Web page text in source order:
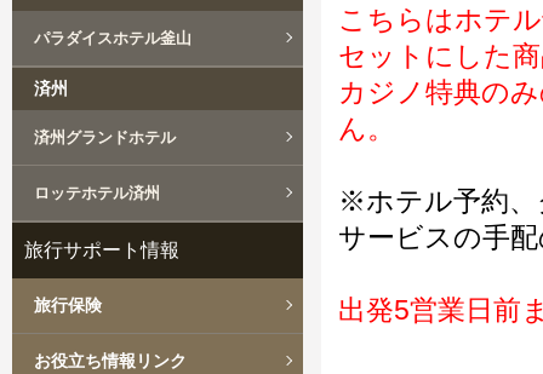
こちらはホテ
セットにした
カジノ特典の
ん。
※ホテル予約、
サービスの手
出発5営業日前
パラダイスホテル釜山
済州
済州グランドホテル
ロッテホテル済州
旅行サポート情報
旅行保険
お役立ち情報リンク